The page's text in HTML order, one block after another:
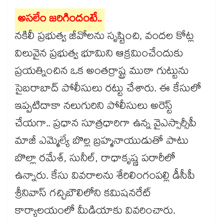
అసలేం జరిగిందంటే..
నకిలీ ప్రభుత్వ జీవోలను సృష్టించి, వందల కోట్ల
విలువైన ప్రభుత్వ భూమిని ఆక్రమించేందుకు
ప్రయత్నించిన ఒక అంతర్రాష్ట్ర ముఠా గుట్టును
సైబరాబాద్ పోలీసులు రట్టు చేశారు. ఈ కేసులో
ఇప్పటిదాకా నలుగురిని పోలీసులు అరెస్ట్
చేయగా.. ప్రధాన సూత్రధారిగా ఉన్న వైఎస్సార్సీపీ
మాజీ ఎమ్మెల్యే బొల్ల బ్రహ్మనాయుడుతో పాటు
బొల్లా రమేశ్, సునీల్, రాధాకృష్ణ పరారీలో
ఉన్నారు. కేసు వివరాలను శేరిలింగంపల్లి డీసీపీ
శ్రీనివాస్ గచ్చిబౌలిలోని కమిషనరేట్
కార్యాలయంలో మీడియాకు వివరించారు.